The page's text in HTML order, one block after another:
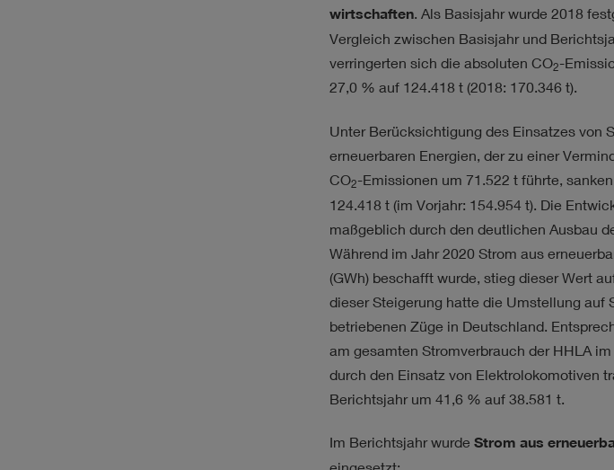
wirtschaften. Als Basisjahr wurde 2018
Vergleich zwischen Basisjahr und
verringerten sich die absoluten CO2-
27,0 % auf 124.418 t (2018: 170.346 t).
Unter Berücksichtigung des Einsatzes von
erneuerbaren Energien, der zu einer
CO2-Emissionen um 71.522 t führte,
124.418 t (im Vorjahr: 154.954 t). Die
maßgeblich durch den deutlichen Ausbau
Während im Jahr 2020 Strom aus
(GWh) beschafft wurde, stieg dieser Wert
dieser Steigerung hatte die Umstellung auf
betriebenen Züge in Deutschland.
am gesamten Stromverbrauch der HHLA
durch den Einsatz von Elektrolokomotiven
Berichtsjahr um 41,6 % auf 38.581 t.
Im Berichtsjahr wurde Strom aus